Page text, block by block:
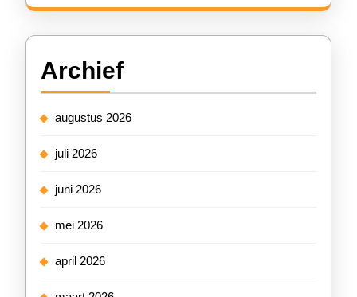
Archief
augustus 2026
juli 2026
juni 2026
mei 2026
april 2026